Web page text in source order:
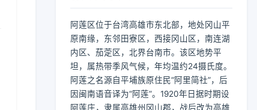
阿莲区位于台湾高雄市东北部，地处冈山平
原南缘，东邻田寮区，西接冈山区，南连湖
内区、茄萣区，北界台南市。该区地势平
坦，属热带季风气候，年均温约24摄氏度。
阿莲之名源自平埔族原住民“阿里简社”，后
因闽南语音译为“阿莲”。1920年日据时期设
阿莲庄，隶属高雄州冈山郡，战后改为高雄